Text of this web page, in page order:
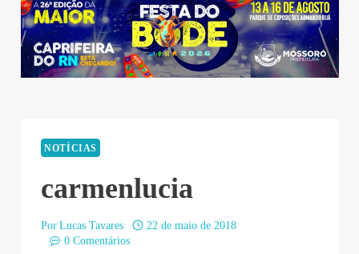
NOTÍCIAS
carmenlucia
Por Lucas Tavares
22 de maio de 2018
0 Comentários